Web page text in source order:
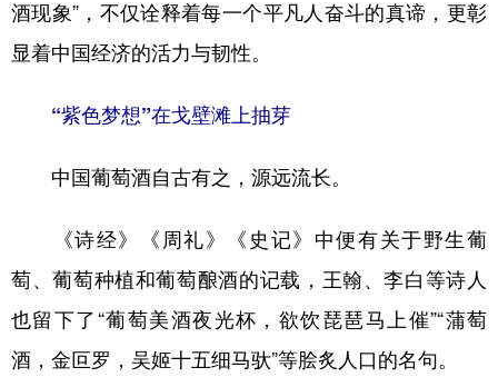
酒现象”，不仅诠释着每一个平凡人奋斗的真谛，更彰
显着中国经济的活力与韧性。
“紫色梦想”在戈壁滩上抽芽
中国葡萄酒自古有之，源远流长。
《诗经》《周礼》《史记》中便有关于野生葡
萄、葡萄种植和葡萄酿酒的记载，王翰、李白等诗人
也留下了“葡萄美酒夜光杯，欲饮琵琶马上催”“蒲萄
酒，金叵罗，吴姬十五细马驮”等脍炙人口的名句。